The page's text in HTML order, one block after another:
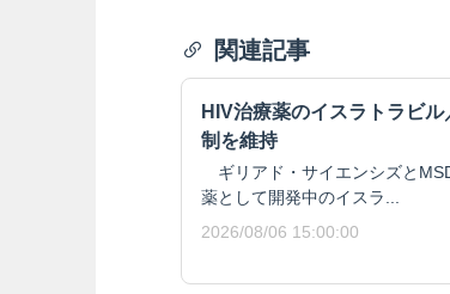
関連記事
HIV治療薬のイスラトラビ
制を維持
ギリアド・サイエンシズと
薬として開発中のイスラ...
2026/08/06 15:00:00